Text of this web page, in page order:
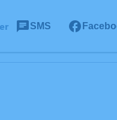
SMS